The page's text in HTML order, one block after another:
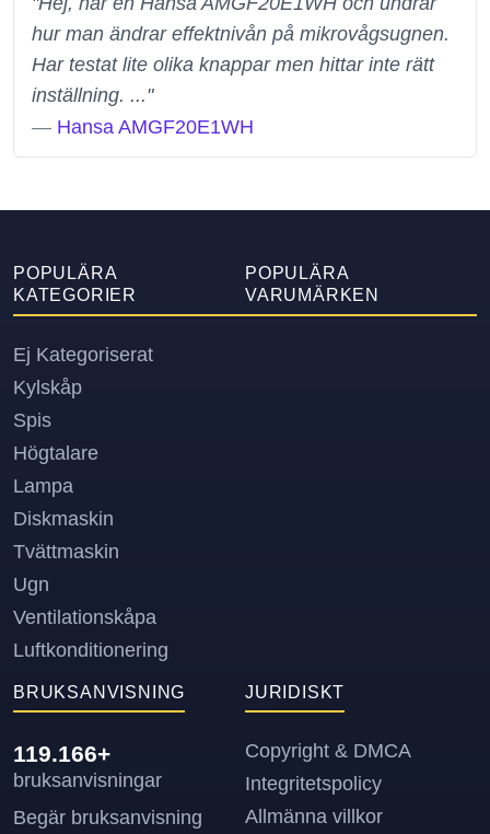
hur man ändrar effektnivån på mikrovågsugnen.
Har testat lite olika knappar men hittar inte rätt
inställning. ..."
— Hansa AMGF20E1WH
POPULÄRA
KATEGORIER
Ej Kategoriserat
Kylskåp
Spis
Högtalare
Lampa
Diskmaskin
Tvättmaskin
Ugn
Ventilationskåpa
Luftkonditionering
POPULÄRA
VARUMÄRKEN
BRUKSANVISNING
119.166+
bruksanvisningar
Begär bruksanvisning
JURIDISKT
Copyright & DMCA
Integritetspolicy
Allmänna villkor